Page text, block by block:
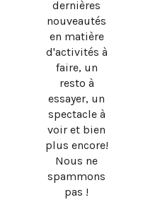
dernières
nouveautés
en matière
d'activités à
faire, un
resto à
essayer, un
spectacle à
voir et bien
plus encore!
Nous ne
spammons
pas !